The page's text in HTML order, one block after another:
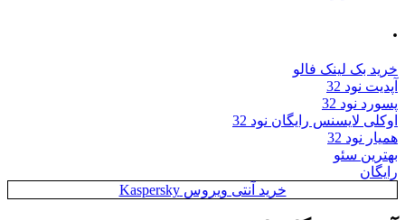
.
خرید بک لینک فالو
آپدیت نود 32
پسورد نود 32
اوکلی لایسنس رایگان نود 32
همیار نود 32
بهترین سئو
رایگان
خرید آنتی ویروس Kaspersky